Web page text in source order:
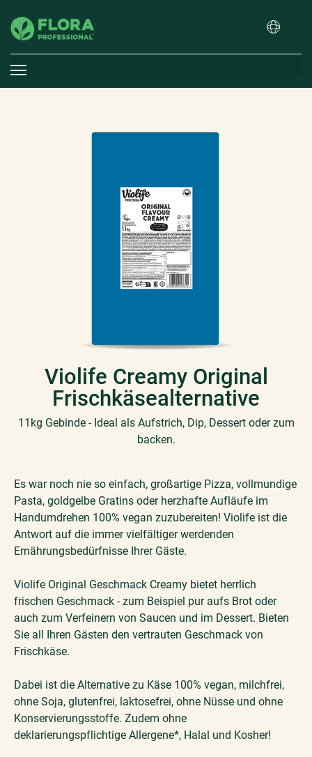
Violife Creamy Original
Frischkäsealternative
11kg Gebinde - Ideal als Aufstrich, Dip, Dessert oder zum
backen.
Es war noch nie so einfach, großartige Pizza, vollmundige
Pasta, goldgelbe Gratins oder herzhafte Aufläufe im
Handumdrehen 100% vegan zuzubereiten! Violife ist die
Antwort auf die immer vielfältiger werdenden
Ernährungsbedürfnisse Ihrer Gäste.
Violife Original Geschmack Creamy bietet herrlich
frischen Geschmack - zum Beispiel pur aufs Brot oder
auch zum Verfeinern von Saucen und im Dessert. Bieten
Sie all Ihren Gästen den vertrauten Geschmack von
Frischkäse.
Dabei ist die Alternative zu Käse 100% vegan, milchfrei,
ohne Soja, glutenfrei, laktosefrei, ohne Nüsse und ohne
Konservierungsstoffe. Zudem ohne
deklarierungspflichtige Allergene*, Halal und Kosher!